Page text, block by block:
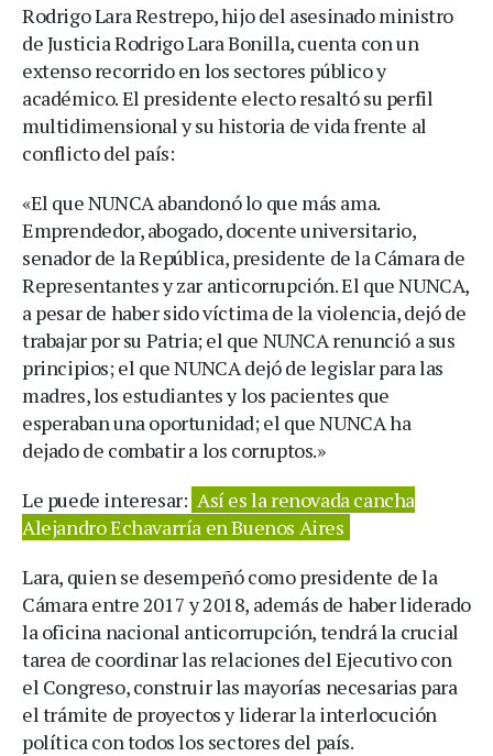
Rodrigo Lara Restrepo, hijo del asesinado ministro
de Justicia Rodrigo Lara Bonilla, cuenta con un
extenso recorrido en los sectores público y
académico. El presidente electo resaltó su perfil
multidimensional y su historia de vida frente al
conflicto del país:
«El que NUNCA abandonó lo que más ama.
Emprendedor, abogado, docente universitario,
senador de la República, presidente de la Cámara de
Representantes y zar anticorrupción. El que NUNCA,
a pesar de haber sido víctima de la violencia, dejó de
trabajar por su Patria; el que NUNCA renunció a sus
principios; el que NUNCA dejó de legislar para las
madres, los estudiantes y los pacientes que
esperaban una oportunidad; el que NUNCA ha
dejado de combatir a los corruptos.»
Le puede interesar: Así es la renovada cancha
Alejandro Echavarría en Buenos Aires
Lara, quien se desempeñó como presidente de la
Cámara entre 2017 y 2018, además de haber liderado
la oficina nacional anticorrupción, tendrá la crucial
tarea de coordinar las relaciones del Ejecutivo con
el Congreso, construir las mayorías necesarias para
el trámite de proyectos y liderar la interlocución
política con todos los sectores del país.